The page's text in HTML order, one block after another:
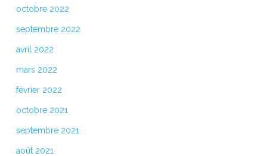
octobre 2022
septembre 2022
avril 2022
mars 2022
février 2022
octobre 2021
septembre 2021
août 2021